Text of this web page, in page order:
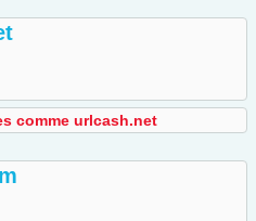
comme urlcash.net